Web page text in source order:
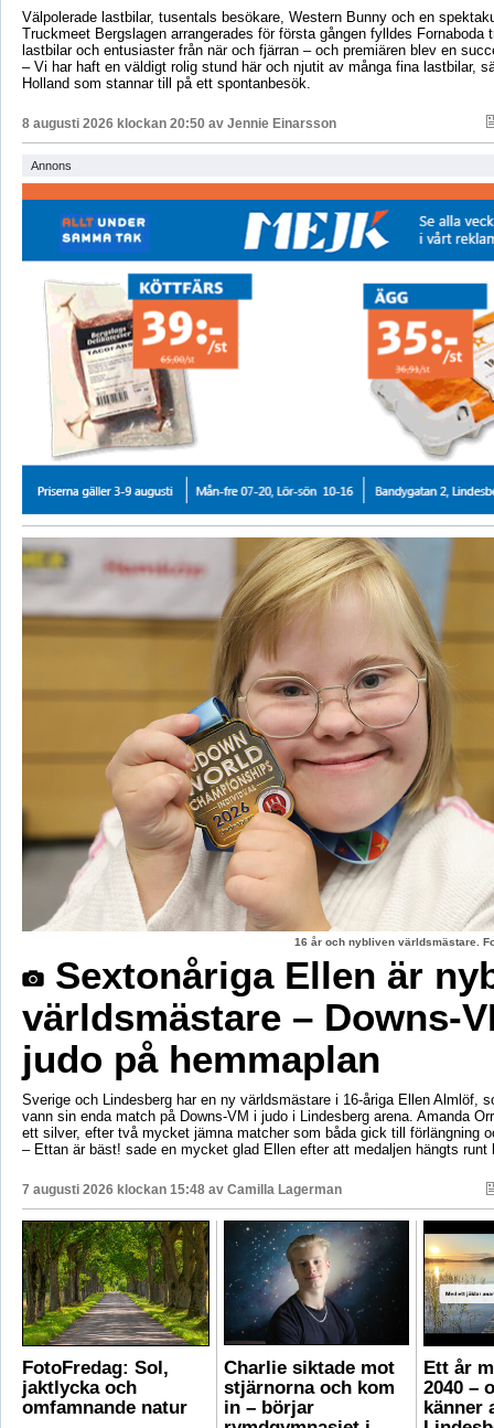
Välpolerade lastbilar, tusentals besökare, Western Bunny och en
Truckmeet Bergslagen arrangerades för första gången fylldes Fornaboda
lastbilar och entusiaster från när och fjärran – och premiären blev en
– Vi har haft en väldigt rolig stund här och njutit av många fina lastbilar,
Holland som stannar till på ett spontanbesök.
8 augusti 2026 klockan 20:50 av Jennie Einarsson
Annons
16 år och nybliven världsmästare.
Sextonåriga Ellen är
världsmästare – Downs-
judo på hemmaplan
Sverige och Lindesberg har en ny världsmästare i 16-åriga Ellen Almlöf,
vann sin enda match på Downs-VM i judo i Lindesberg arena. Amanda
ett silver, efter två mycket jämna matcher som båda gick till förlängning
– Ettan är bäst! sade en mycket glad Ellen efter att medaljen hängts runt
7 augusti 2026 klockan 15:48 av Camilla Lagerman
FotoFredag: Sol,
jaktlycka och
omfamnande natur
Charlie siktade mot
stjärnorna och kom
in – börjar
Ett år
2040 –
känner